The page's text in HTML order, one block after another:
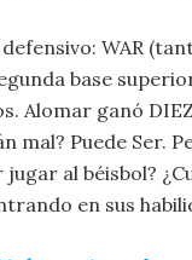
WAR
base
Alomar ganó
mal? Puede Ser.
al béisbol?
en sus